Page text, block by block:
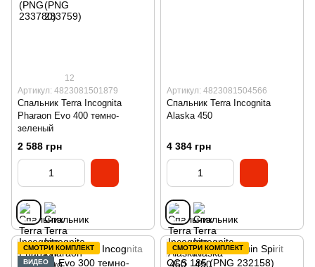
12
Артикул: 4823081501879
Спальник Terra Incognita
Pharaon Evo 400 темно-
зеленый
2 588 грн
Артикул: 4823081504566
Спальник Terra Incognita
Alaska 450
4 384 грн
СМОТРИ КОМПЛЕКТ
ВИДЕО
СМОТРИ КОМПЛЕКТ